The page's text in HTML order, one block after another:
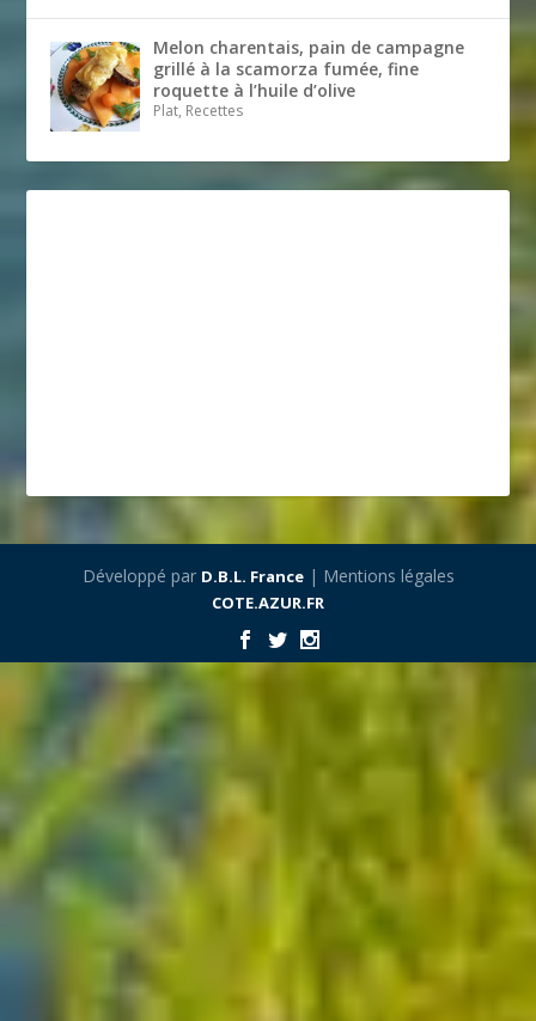
Melon charentais, pain de campagne
grillé à la scamorza fumée, fine
roquette à l’huile d’olive
Plat, Recettes
Développé par D.B.L. France| Mentions légales
COTE.AZUR.FR